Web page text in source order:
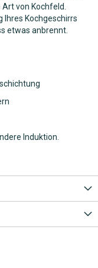
von Kochfeld.
Ihres Kochgeschirrs
etwas anbrennt.
Induktion.